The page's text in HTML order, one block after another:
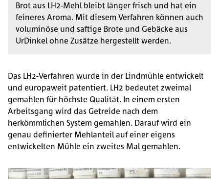
Kontakt
AGB
Impressum
Datenschutz
Brot aus LH2-Mehl bleibt länger frisch und hat ein
feineres Aroma. Mit diesem Verfahren können auch
voluminöse und saftige Brote und Gebäcke aus
UrDinkel ohne Zusätze hergestellt werden.
Das LH2-Verfahren wurde in der Lindmühle entwickelt
und europaweit patentiert. LH2 bedeutet zweimal
gemahlen für höchste Qualität. In einem ersten
Arbeitsgang wird das Getreide nach dem
herkömmlichen System gemahlen. Darauf wird ein
genau definierter Mehlanteil auf einer eigens
entwickelten Mühle ein zweites Mal gemahlen.